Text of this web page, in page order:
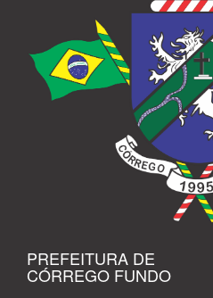
PREFEITURA DE
CÓRREGO FUNDO